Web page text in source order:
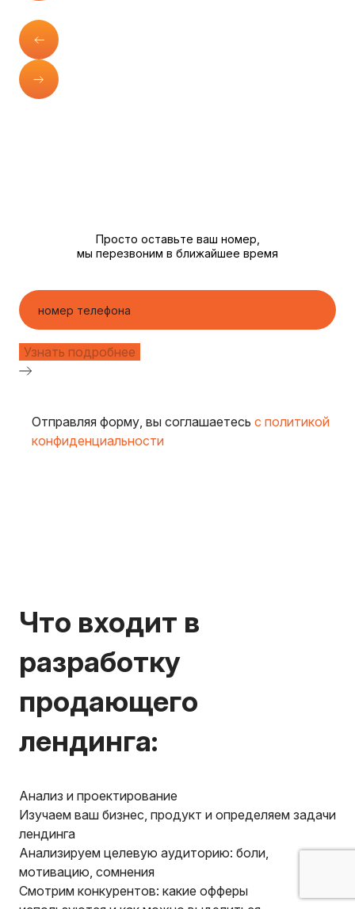
Просто оставьте ваш номер,
мы перезвоним в ближайшее время
Отправляя форму, вы соглашаетесь с политикой
конфиденциальности
Что входит в
разработку
продающего
лендинга:
Анализ и проектирование
Изучаем ваш бизнес, продукт и определяем задачи
лендинга
Анализируем целевую аудиторию: боли,
мотивацию, сомнения
Смотрим конкурентов: какие офферы